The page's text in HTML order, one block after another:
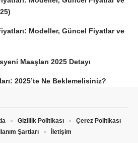
Modeller, Güncel Fiyatlar ve
Maaşları 2025 Detayı
2025’te Ne Beklemelisiniz?
Gizlilik Politikası
Çerez Politikası
Şartları
İletişim